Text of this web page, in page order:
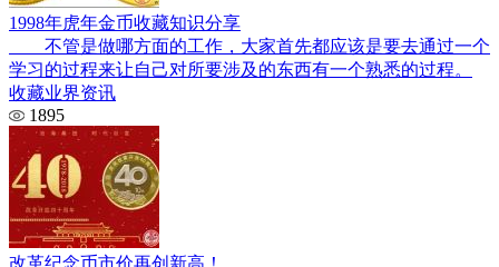
1998年虎年金币收藏知识分享
不管是做哪方面的工作，大家首先都应该是要去通过一个
学习的过程来让自己对所要涉及的东西有一个熟悉的过程。
收藏业界资讯
1895
改革纪念币市价再创新高！